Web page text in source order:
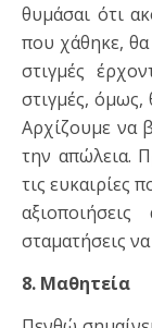
θυμάσαι ότι
που χάθηκε, θα
στιγμές
στιγμές, όμως,
Αρχίζουμε να
την απώλεια.
τις ευκαιρίες
σταματήσεις
8. Μαθητεία